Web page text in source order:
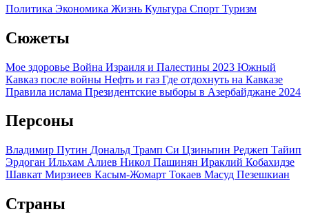
Политика Экономика Жизнь Культура Спорт Туризм
Сюжеты
Мое здоровье Война Израиля и Палестины 2023 Южный
Кавказ после войны Нефть и газ Где отдохнуть на Кавказе
Правила ислама Президентские выборы в Азербайджане 2024
Персоны
Владимир Путин Дональд Трамп Си Цзиньпин Реджеп Тайип
Эрдоган Ильхам Алиев Никол Пашинян Ираклий Кобахидзе
Шавкат Мирзиеев Касым-Жомарт Токаев Масуд Пезешкиан
Страны